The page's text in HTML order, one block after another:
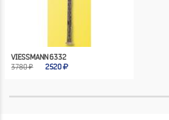
VIESSMANN 6332
3780 ₽
2520